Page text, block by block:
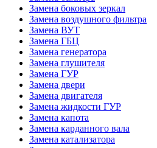
Замена боковых зеркал
Замена воздушного фильтра
Замена ВУТ
Замена ГБЦ
Замена генератора
Замена глушителя
Замена ГУР
Замена двери
Замена двигателя
Замена жидкости ГУР
Замена капота
Замена карданного вала
Замена катализатора